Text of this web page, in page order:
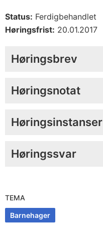
Status: Ferdigbehandlet
Høringsfrist: 20.01.2017
Høringsbrev
Høringsnotat
Høringsinstanser
Høringssvar
TEMA
Barnehager